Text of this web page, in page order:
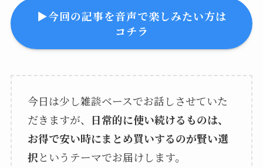
▶︎今回の記事を音声で楽しみたい方は
コチラ
今日は少し雑談ベースでお話しさせていた
だきますが、
日常的に使い続けるものは、
お得で安い時にまとめ買いするのが賢い選
択というテーマでお届けします。